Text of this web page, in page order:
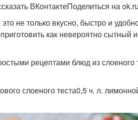
ВКонтактеПоделиться на ok.ru
это не только вкусно, быстро и
как невероятно
рецептами блюд из
слоеного теста0,5 ч. л.